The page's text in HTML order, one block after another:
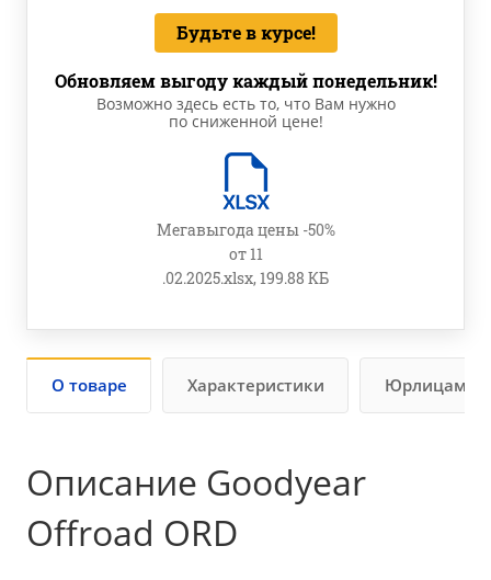
Будьте в курсе!
Обновляем выгоду каждый понедельник!
Возможно здесь есть то, что Вам нужно
по сниженной цене!
Мегавыгода цены -50%
от 11
.02.2025.xlsx, 199.88 КБ
О товаре Характеристики Юрлицам
Описание Goodyear
Offroad ORD